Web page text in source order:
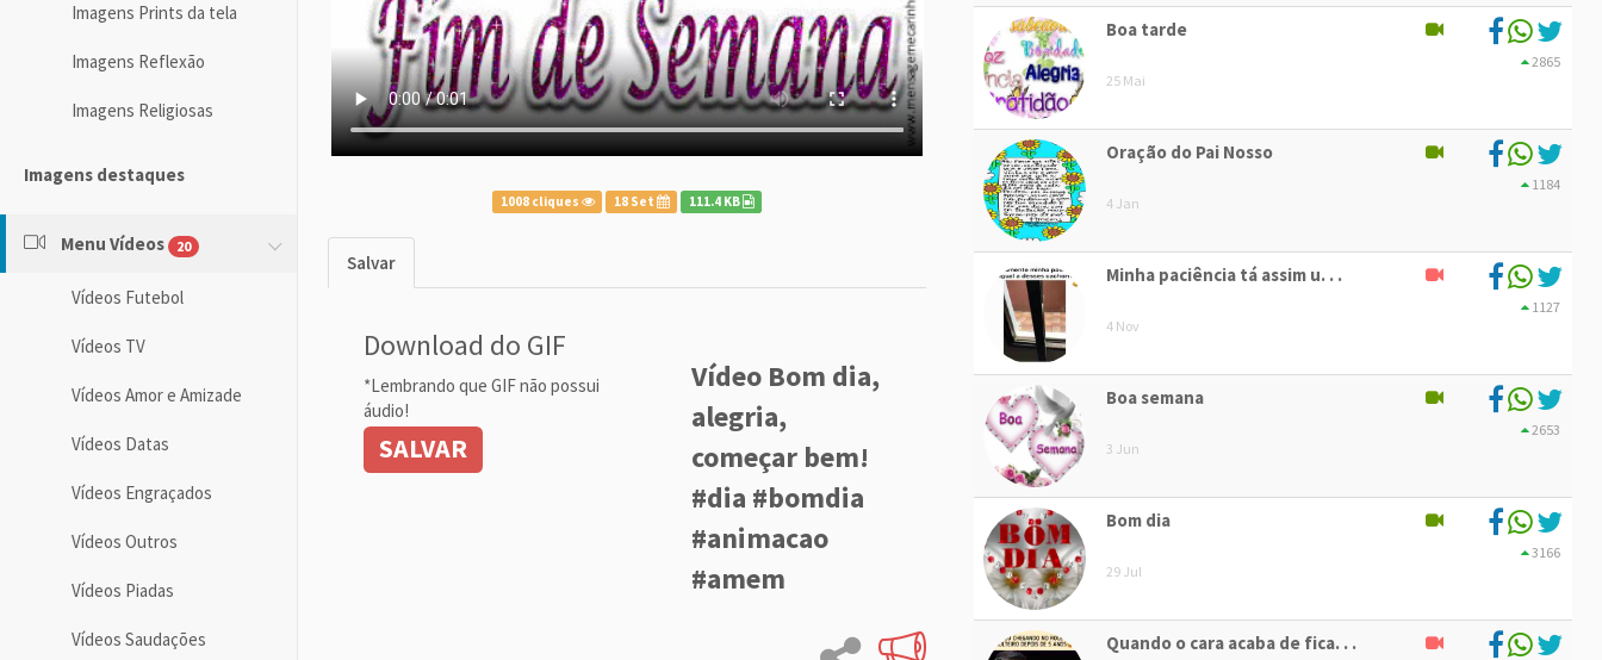
Imagens Prints da tela
Imagens Reflexão
Imagens Religiosas
Imagens destaques
Menu Vídeos 20
Vídeos Futebol
Vídeos TV
Vídeos Amor e Amizade
Vídeos Datas
Vídeos Engraçados
Vídeos Outros
Vídeos Piadas
Vídeos Saudações
1008 cliques 18 Set 111.4 KB
Salvar
Download do GIF
*Lembrando que GIF não possui
áudio!
SALVAR
Vídeo Bom dia,
alegria,
começar bem!
#dia #bomdia
#animacao
#amem
Boa tarde
25 Mai
2865
Oração do Pai Nosso
4 Jan
1184
Minha paciência tá assim u. . .
4 Nov
1127
Boa semana
3 Jun
2653
Bom dia
29 Jul
3166
Quando o cara acaba de fica. . .